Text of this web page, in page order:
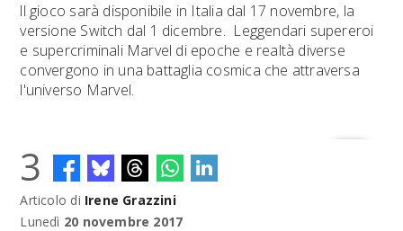
ll gioco sarà disponibile in Italia dal 17 novembre, la
versione Switch dal 1 dicembre. Leggendari supereroi
e supercriminali Marvel di epoche e realtà diverse
convergono in una battaglia cosmica che attraversa
l'universo Marvel.
3
Articolo di Irene Grazzini
Lunedì 20 novembre 2017